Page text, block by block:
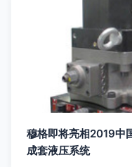
穆格即将亮相2019中
成套液压系统